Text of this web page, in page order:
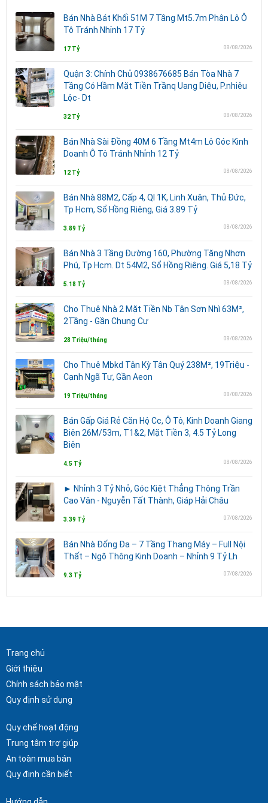
Bán Nhà Bát Khối 51M 7 Tầng Mt5.7m Phân Lô Ô
Tô Tránh Nhỉnh 17 Tỷ
17 Tỷ 08/08/2026
Quận 3: Chính Chủ 0938676685 Bán Tòa Nhà 7
Tầng Có Hầm Mặt Tiền Trầnq Uang Diệu, P.nhiêu
Lộc- Dt
32 Tỷ 08/08/2026
Bán Nhà Sài Đồng 40M 6 Tầng Mt4m Lô Góc Kinh
Doanh Ô Tô Tránh Nhỉnh 12 Tỷ
12 Tỷ 08/08/2026
Bán Nhà 88M2, Cấp 4, Ql 1K, Linh Xuân, Thủ Đức,
Tp Hcm, Sổ Hồng Riêng, Giá 3.89 Tỷ
3.89 Tỷ 08/08/2026
Bán Nhà 3 Tầng Đường 160, Phường Tăng Nhơn
Phú, Tp Hcm. Dt 54M2, Sổ Hồng Riêng. Giá 5,18 Tỷ
5.18 Tỷ 08/08/2026
Cho Thuê Nhà 2 Mặt Tiền Nb Tân Sơn Nhì 63M²,
2Tầng - Gần Chung Cư
28 Triệu/tháng 08/08/2026
Cho Thuê Mbkd Tân Kỳ Tân Quý 238M², 19Triệu -
Cạnh Ngã Tư, Gần Aeon
19 Triệu/tháng 08/08/2026
Bán Gấp Giá Rẻ Căn Hộ Cc, Ô Tô, Kinh Doanh Giang
Biên 26M/53m, T1&2, Mặt Tiền 3, 4.5 Tỷ Long
Biên
4.5 Tỷ 08/08/2026
► Nhỉnh 3 Tỷ Nhỏ, Góc Kiệt Thẳng Thông Trần
Cao Vân - Nguyễn Tất Thành, Giáp Hải Châu
3.39 Tỷ 07/08/2026
Bán Nhà Đống Đa – 7 Tầng Thang Máy – Full Nội
Thất – Ngõ Thông Kinh Doanh – Nhỉnh 9 Tỷ Lh
9.3 Tỷ 07/08/2026
Trang chủ
Giới thiệu
Chính sách bảo mật
Quy định sử dụng
Quy chế hoạt động
Trung tâm trợ giúp
An toàn mua bán
Quy định cần biết